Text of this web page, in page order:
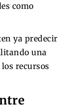
como
ya predecir
una
recursos